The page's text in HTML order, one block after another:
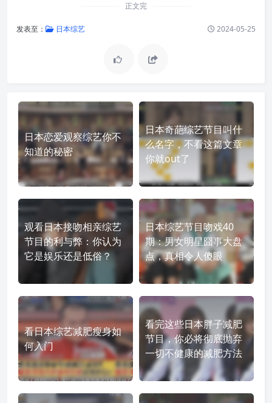
正文完
发表至： 日本综艺 2024-05-25
日本恋爱观察综艺你不
知道的秘密
日本奇葩综艺节目叫什
么名字，不看这篇文章
你就out了
观看日本接吻相亲综艺
节目的利与弊：你认为
它是娱乐还是低俗？
日本综艺节目吻戏40
期：男女明星囧事大盘
点，真相令人傻眼
看日本综艺减肥瘦身如
何入门
看完这些日本胖子减肥
节目，你必将彻底抛弃
一切不健康的减肥方法